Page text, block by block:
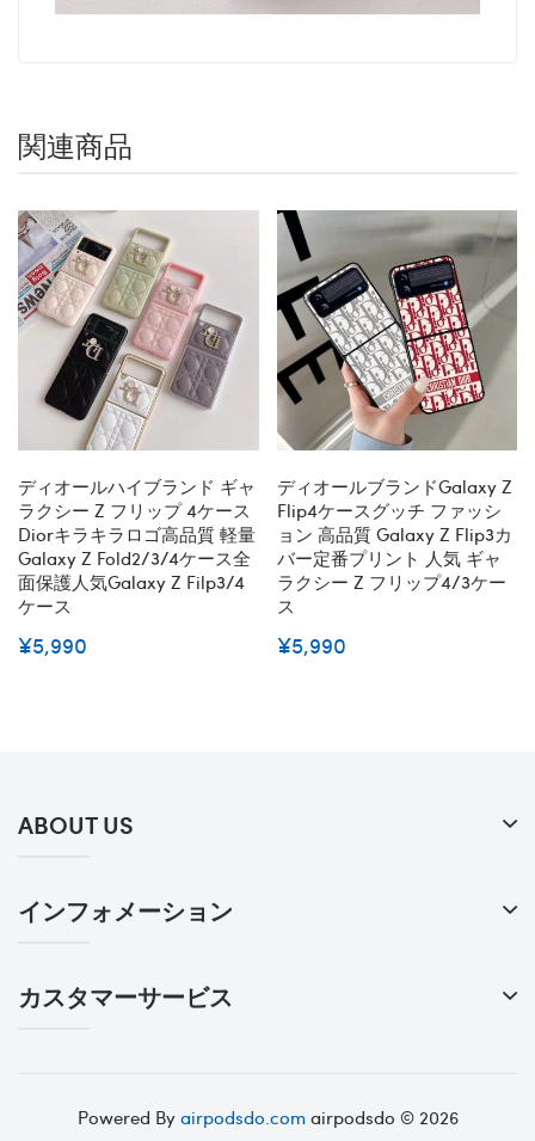
関連商品
ディオールハイブランド ギャ
ラクシー Z フリップ 4ケース
Diorキラキラロゴ高品質 軽量
Galaxy Z Fold2/3/4ケース全
面保護人気galaxy Z Filp3/4
ケース
¥5,990
ディオールブランドGalaxy Z
Flip4ケースグッチ ファッシ
ョン 高品質 Galaxy Z Flip3カ
バー定番プリント 人気 ギャ
ラクシー Z フリップ4/3ケー
ス
¥5,990
ABOUT US
インフォメーション
カスタマーサービス
Powered Byairpodsdo.comairpodsdo © 2026